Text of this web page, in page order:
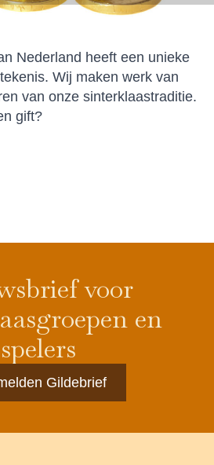
Nederland heeft een unieke
Wij maken werk van
van onze sinterklaastraditie.
gift?
voor
en
spelers
Gildebrief